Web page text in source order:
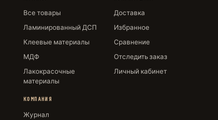
Все товары
Ламинированный ДСП
Клеевые материалы
МДФ
Лакокрасочные
материалы
Доставка
Избранное
Сравнение
Отследить заказ
Личный кабинет
КОМПАНИЯ
Журнал